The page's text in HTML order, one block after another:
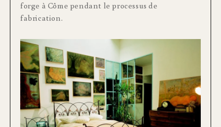
forge à Côme pendant le processus de
fabrication.